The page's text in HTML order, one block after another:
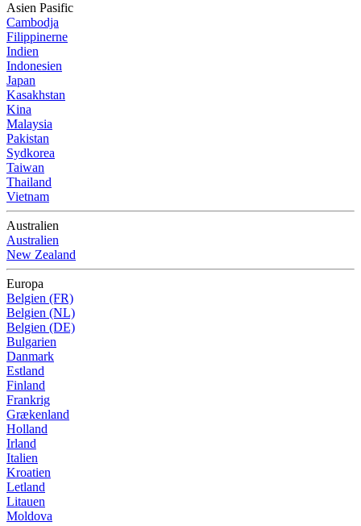
Asien Pasific
Cambodja
Filippinerne
Indien
Indonesien
Japan
Kasakhstan
Kina
Malaysia
Pakistan
Sydkorea
Taiwan
Thailand
Vietnam
Australien
Australien
New Zealand
Europa
Belgien (FR)
Belgien (NL)
Belgien (DE)
Bulgarien
Danmark
Estland
Finland
Frankrig
Grækenland
Holland
Irland
Italien
Kroatien
Letland
Litauen
Moldova